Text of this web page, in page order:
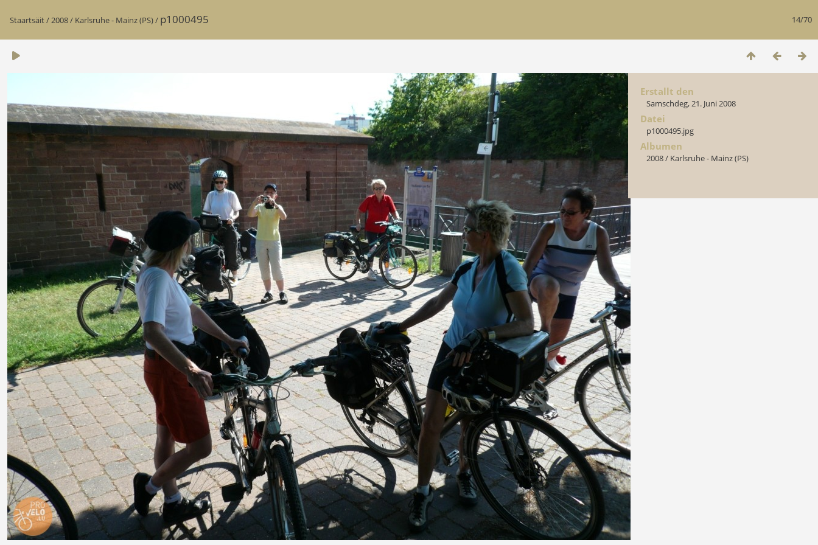
14/70
Staartsäit/2008/ Karlsruhe - Mainz (PS)/ p1000495
Erstallt den
Samschdeg, 21. Juni 2008
Datei
p1000495.jpg
Albumen
2008/ Karlsruhe - Mainz (PS)